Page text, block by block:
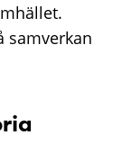
samverkan